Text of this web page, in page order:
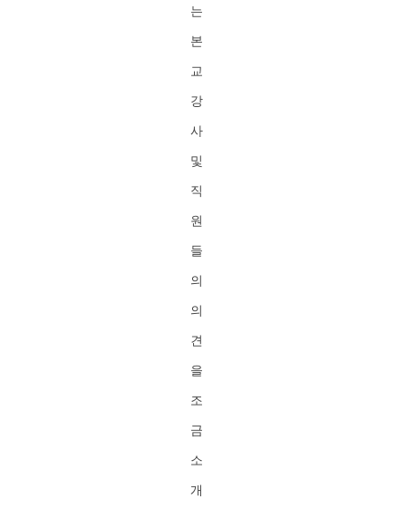
는
본
교
강
사
및
직
원
들
의
의
견
을
조
금
소
개